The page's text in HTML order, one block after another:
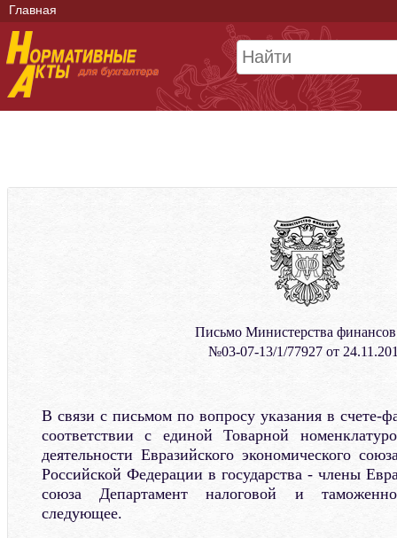
Главная
Письмо Министерства
№03-07-13/1/77927 от
В связи с письмом по вопросу указания в счете-
соответствии с единой Товарной
деятельности Евразийского экономического
Российской Федерации в государства - члены
союза Департамент налоговой и
следующее.